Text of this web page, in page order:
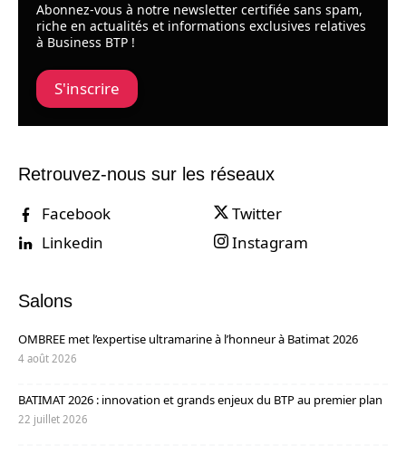
Abonnez-vous à notre newsletter certifiée sans spam,
riche en actualités et informations exclusives relatives
à Business BTP !
S'inscrire
Retrouvez-nous sur les réseaux
Facebook
Twitter
Linkedin
Instagram
Salons
OMBREE met l’expertise ultramarine à l’honneur à Batimat 2026
4 août 2026
BATIMAT 2026 : innovation et grands enjeux du BTP au premier plan
22 juillet 2026